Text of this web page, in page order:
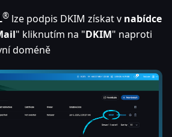
® lze podpis DKIM získat v nabídce
" kliknutím na "DKIM" naproti
doméně